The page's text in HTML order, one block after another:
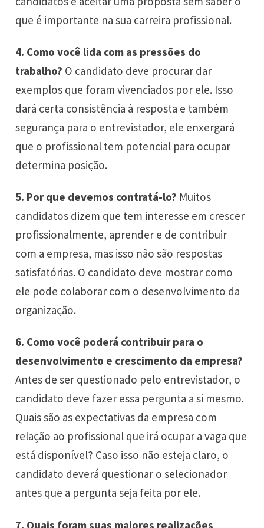
que é importante na sua carreira profissional.
4. Como você lida com as pressões do
trabalho? O candidato deve procurar dar
exemplos que foram vivenciados por ele. Isso
dará certa consistência à resposta e também
segurança para o entrevistador, ele enxergará
que o profissional tem potencial para ocupar
determina posição.
5. Por que devemos contratá-lo? Muitos
candidatos dizem que tem interesse em crescer
profissionalmente, aprender e de contribuir
com a empresa, mas isso não são respostas
satisfatórias. O candidato deve mostrar como
ele pode colaborar com o desenvolvimento da
organização.
6. Como você poderá contribuir para o
desenvolvimento e crescimento da empresa?
Antes de ser questionado pelo entrevistador, o
candidato deve fazer essa pergunta a si mesmo.
Quais são as expectativas da empresa com
relação ao profissional que irá ocupar a vaga que
está disponível? Caso isso não esteja claro, o
candidato deverá questionar o selecionador
antes que a pergunta seja feita por ele.
7. Quais foram suas maiores realizações